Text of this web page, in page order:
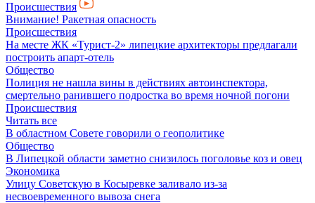
Происшествия
Внимание! Ракетная опасность
Происшествия
На месте ЖК «Турист-2» липецкие архитекторы предлагали
построить апарт-отель
Общество
Полиция не нашла вины в действиях автоинспектора,
смертельно ранившего подростка во время ночной погони
Происшествия
Читать все
В областном Совете говорили о геополитике
Общество
В Липецкой области заметно снизилось поголовье коз и овец
Экономика
Улицу Советскую в Косыревке заливало из-за
несвоевременного вывоза снега